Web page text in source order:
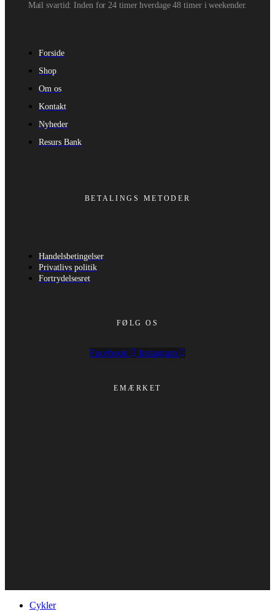
Mail svartid: Inden for 24 timer hverdage 48 timer i weekender.
Forside
Shop
Om os
Kontakt
Nyheder
Resurs Bank
BETALINGS METODER
Handelsbetingelser
Privatlivs politik
Fortrydelsesret
FØLG OS
Facebook Instagram
EMÆRKET
Cykler